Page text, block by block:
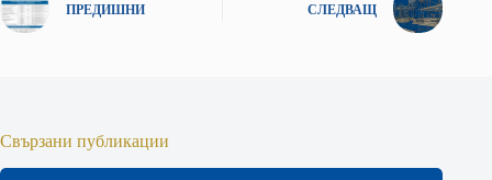
ПРЕДИШНИ СЛЕДВАЩ
Свързани публикации